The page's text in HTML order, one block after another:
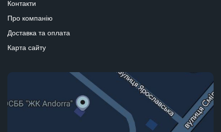
Контакти
Про компанію
Доставка та оплата
Карта сайту